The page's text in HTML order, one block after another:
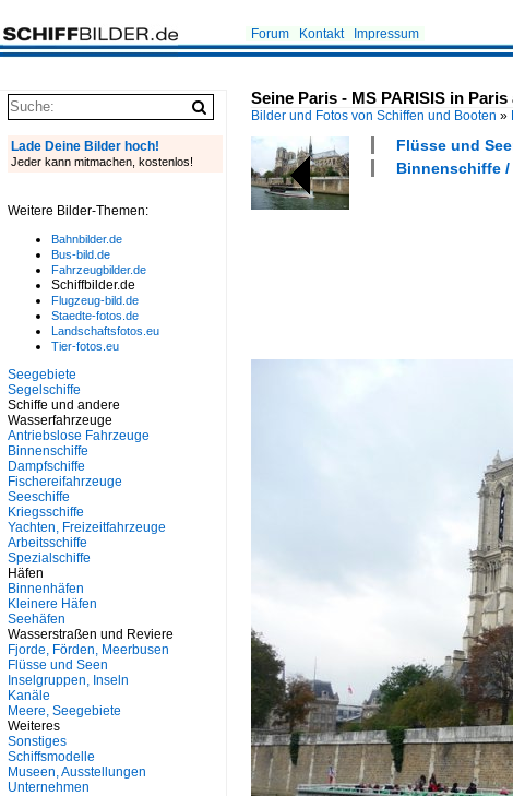
Forum Kontakt Impressum
Seine Paris - MS PARISIS in Paris
Bilder und Fotos von Schiffen und Booten »
Flüsse und
Binnenschiffe /
Lade Deine Bilder hoch!
Jeder kann mitmachen, kostenlos!
Weitere Bilder-Themen:
Bahnbilder.de
Bus-bild.de
Fahrzeugbilder.de
Schiffbilder.de
Flugzeug-bild.de
Staedte-fotos.de
Landschaftsfotos.eu
Tier-fotos.eu
Seegebiete
Segelschiffe
Schiffe und andere
Wasserfahrzeuge
Antriebslose Fahrzeuge
Binnenschiffe
Dampfschiffe
Fischereifahrzeuge
Seeschiffe
Kriegsschiffe
Yachten, Freizeitfahrzeuge
Arbeitsschiffe
Spezialschiffe
Häfen
Binnenhäfen
Kleinere Häfen
Seehäfen
Wasserstraßen und Reviere
Fjorde, Förden, Meerbusen
Flüsse und Seen
Inselgruppen, Inseln
Kanäle
Meere, Seegebiete
Weiteres
Sonstiges
Schiffsmodelle
Museen, Ausstellungen
Unternehmen